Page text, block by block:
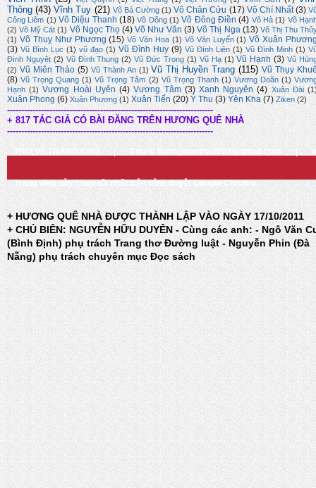
Thông (43) Vĩnh Tuy (21) Võ Bá Cường (1) Võ Chân Cửu (17) Võ Chí Nhất (3)
Công Liêm (1) Võ Diệu Thanh (18) Võ Dõng (1) Võ Đông Điền (4) Võ Hà (1) Võ
(2) Võ Mỹ Cát (1) Võ Ngọc Thọ (4) Võ Như Văn (3) Võ Thị Nga (13) Võ Thị Thu
(1) Võ Thuỵ Như Phương (15) Võ Văn Hoa (1) Võ Văn Luyến (1) Võ Xuân
(3) Vũ Bình Lục (1) vũ đạo (1) Vũ Đình Huy (9) Vũ Đình Liên (1) Vũ Đình Minh (1)
Đình Nguyệt (2) Vũ Đình Thung (2) Vũ Đức Trọng (1) Vũ Hạ (1) Vũ Hạnh (3) Vũ
(2) Vũ Miên Thảo (5) Vũ Thành An (1) Vũ Thị Huyền Trang (115) Vũ Thụy
(8) Vũ Trọng Quang (1) Vũ Trọng Tâm (2) Vũ Trọng Thanh (1) Vương Doãn (1)
Hạnh (1) Vương Hoài Uyên (4) Vương Tâm (3) Xanh Nguyên (4) Xuân Đài
Xuân Phong (6) Xuân Phương (1) Xuân Tiến (20) Ý Thu (3) Yên Kha (7) Ziken (2)
-------------------------------------------------------------------------
+ 817 TÁC GIẢ CÓ BÀI ĐĂNG TRÊN HƯƠNG QUÊ NHÀ
-------------------------------------------------------------------------
TRỞ VỀ TRANG CHỦ Email: huongquenha2023@gmail.com
Trang Web này chạy tốt nhất trên trình duyệt Google Chrome
+ HƯƠNG QUÊ NHÀ ĐƯỢC THÀNH LẬP VÀO NGÀY 17/10/2011
+ CHỦ BIÊN: NGUYỄN HỮU DUYÊN - Cùng các anh: - Ngô Văn
(Bình Định) phụ trách Trang thơ Đường luật - Nguyễn Phin (Đà
Nẵng) phụ trách chuyên mục Đọc sách